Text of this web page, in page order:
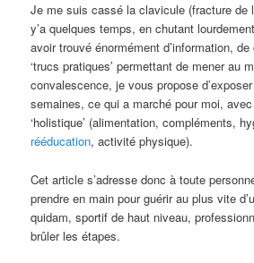
Je me suis cassé la clavicule (fracture de
y’a quelques temps, en chutant
avoir trouvé énormément d’information,
‘trucs pratiques’ permettant de mener au
convalescence, je vous propose
semaines, ce qui a marché pour moi,
‘holistique’ (alimentation, compléments,
rééducation, activité physique).
Cet article s’adresse donc à toute
prendre en main pour guérir au plus vite
quidam, sportif de haut niveau,
brûler les étapes.